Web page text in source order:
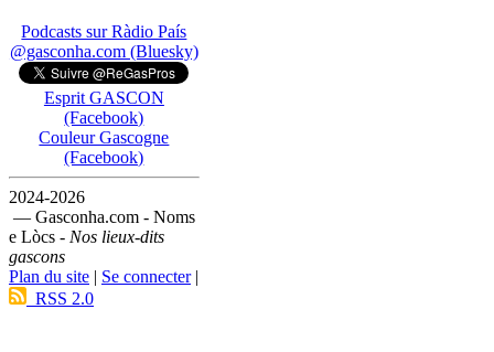
Podcasts sur Ràdio País
@gasconha.com (Bluesky)
Esprit GASCON
(Facebook)
Couleur Gascogne
(Facebook)
2024-2026
— Gasconha.com - Noms
e Lòcs - Nos lieux-dits
gascons
Plan du site | Se connecter|
RSS 2.0